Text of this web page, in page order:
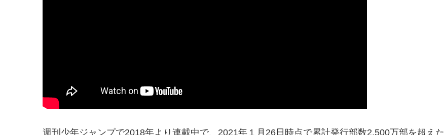
週刊少年ジャンプで2018年より連載中で、2021年１月26日時点で累計発行部数2,500万部を超えた